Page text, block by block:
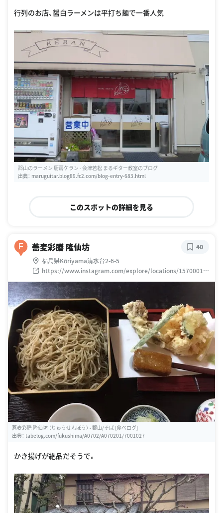
行列のお店、醤白ラーメンは平打ち麺で一番人気
郡山のラーメン 厨房ケラン - 会津若松 まるギター教室のブログ
出典： maruguitar.blog89.fc2.com/blog-entry-683.html
このスポットの詳細を見る
F 蕎麦彩膳 隆仙坊
福島県Kōriyama清水台2-6-5
https://www.instagram.com/explore/locations/15700018
36448538
40
蕎麦彩膳 隆仙坊 （りゅうせんぼう） - 郡山/そば [食べログ]
出典： tabelog.com/fukushima/A0702/A070201/7001027
かき揚げが絶品だそうで。